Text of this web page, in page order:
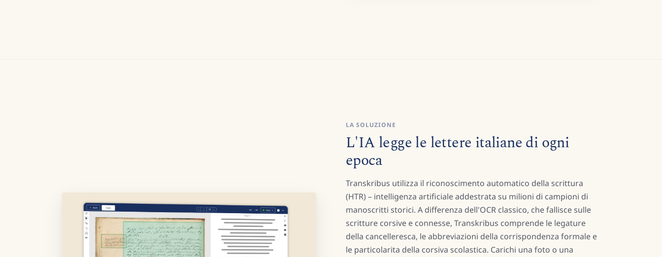
LA SOLUZIONE
L'IA legge le lettere italiane di ogni
epoca
Transkribus utilizza il riconoscimento automatico della scrittura
(HTR) – intelligenza artificiale addestrata su milioni di campioni di
manoscritti storici. A differenza dell'OCR classico, che fallisce sulle
scritture corsive e connesse, Transkribus comprende le legature
della cancelleresca, le abbreviazioni della corrispondenza formale e
le particolarita della corsiva scolastica. Carichi una foto o una